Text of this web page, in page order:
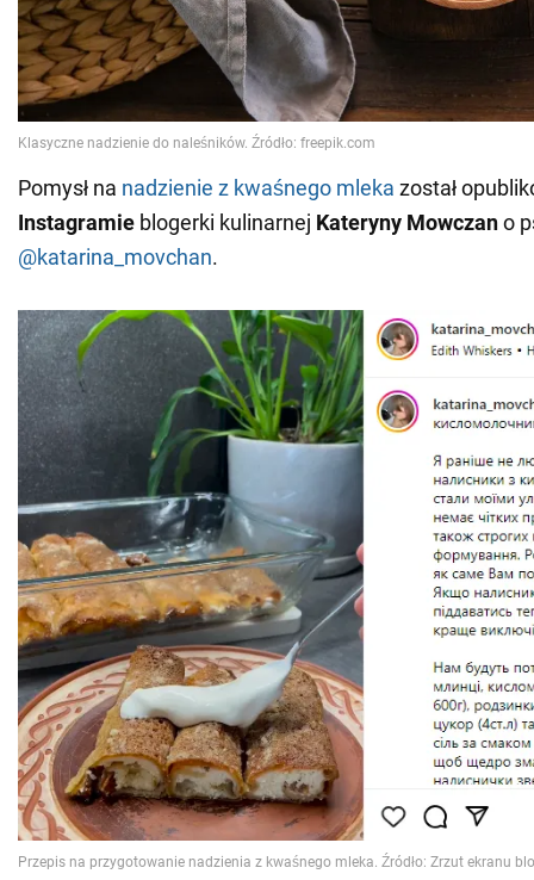
Pomysł na nadzienie z kwaśnego mleka został
Instagramie blogerki kulinarnej Kateryny Mowczano
@katarina_movchan.